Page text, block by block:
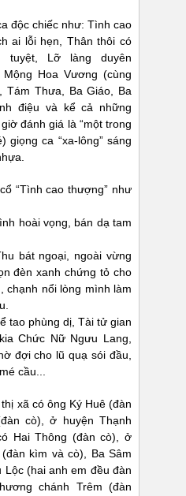
độc chiếc như: Tình cao
ai lỗi hẹn, Thân thôi có
tuyệt, Lỡ làng duyên
Hoa Vương (cùng
Tám Thưa, Ba Giáo, Ba
điệu và kể cả những
đánh giá là “một trong
giọng ca “xa-lông” sáng
“Tình cao thượng” như
hoài vọng, bán dạ tam
bát ngoại, ngoài vừng
đèn xanh chứng tỏ cho
chạnh nổi lòng mình làm
tao phùng dị, Tài tử gian
Chức Nữ Ngưu Lang,
đợi cho lũ quạ sói đầu,
cầu...
xã có ông Ký Huê (đàn
cò), ở huyện Thạnh
Hai Thông (đàn cò), ở
kìm và cò), Ba Sâm
Lộc (hai anh em đều đàn
chánh Trêm (đàn